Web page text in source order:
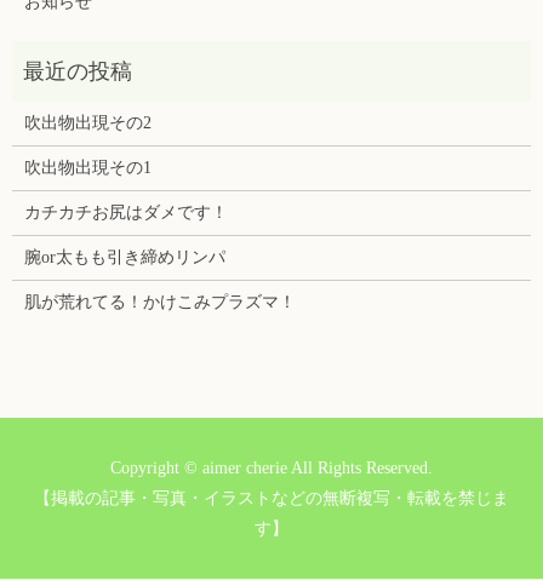
吹出物出現その2
吹出物出現その1
カチカチお尻はダメです！
腕or太もも引き締めリンパ
肌が荒れてる！かけこみプラズマ！
Copyright © aimer cherie All Rights Reserved.
【掲載の記事・写真・イラストなどの無断複写・転載を禁じま
す】